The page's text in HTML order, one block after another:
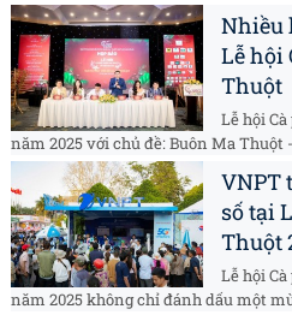
Nhiều
Lễ hội
Thuột
Lễ hội
năm 2025 với chủ đề: Buôn Ma Thuột
VNPT
số tại
Thuột
Lễ hội
năm 2025 không chỉ đánh dấu một